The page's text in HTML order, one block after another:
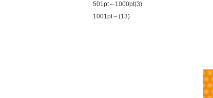
501pt～1000pt(3)
1001pt～(13)